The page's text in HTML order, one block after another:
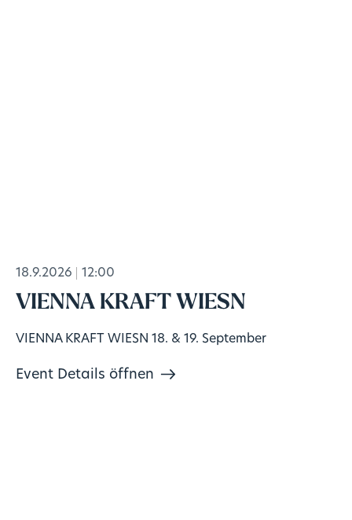
18.9.2026 12:00
VIENNA KRAFT WIESN
VIENNA KRAFT WIESN 18. & 19. September
Event Details öffnen